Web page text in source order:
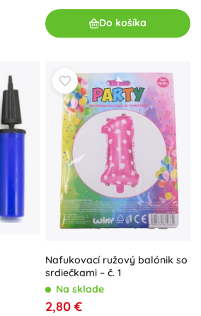
Do košíka
Nafukovací ružový balónik so
srdiečkami – č. 1
Na sklade
2,80 €